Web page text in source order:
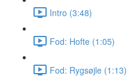
Intro (3:48)
Fod: Hofte (1:05)
Fod: Rygsøjle (1:13)